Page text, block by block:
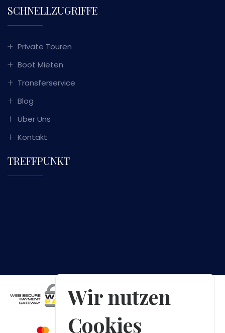
SCHNELLZUGRIFFE
Private Touren
Boot Mieten
Transferservice
Blog
Über Uns
Kontakt
TREFFPUNKT
Wir nutzen
Cookies